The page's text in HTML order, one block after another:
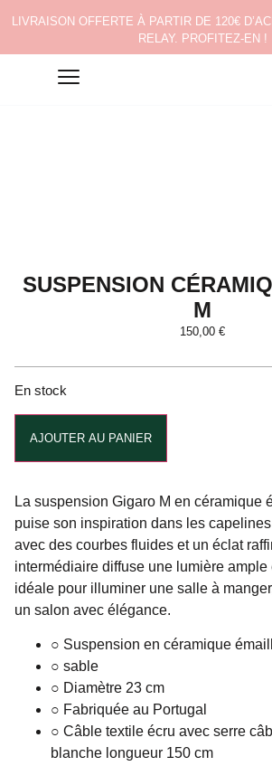
LIVRAISON OFFERTE À PARTIR DE 120€
RELAY. PROFITEZ-EN !
SUSPENSION
M
150,00 €
En stock
AJOUTER AU PANIER
La suspension Gigaro M en céramique
puise son inspiration dans les
avec des courbes fluides et un éclat
intermédiaire diffuse une lumière ample
idéale pour illuminer une salle à
un salon avec élégance.
○ Suspension en céramique
○ sable
○ Diamètre 23 cm
○ Fabriquée au Portugal
○ Câble textile écru avec serre
blanche longueur 150 cm